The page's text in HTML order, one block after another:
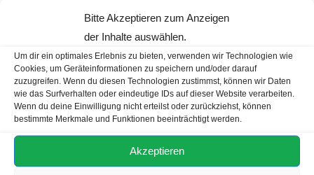
Bitte Akzeptieren zum Anzeigen
der Inhalte auswählen.
Um dir ein optimales Erlebnis zu bieten, verwenden wir Technologien wie
Cookies, um Geräteinformationen zu speichern und/oder darauf
zuzugreifen. Wenn du diesen Technologien zustimmst, können wir Daten
wie das Surfverhalten oder eindeutige IDs auf dieser Website verarbeiten.
Wenn du deine Einwilligung nicht erteilst oder zurückziehst, können
bestimmte Merkmale und Funktionen beeinträchtigt werden.
Akzeptieren
AIDA & Nachhaltigkeit: EOS, Bio-LNG, Landstrom
AIDA auf der Hanse Sail 2026
Kategorien
Kategorie auswählen